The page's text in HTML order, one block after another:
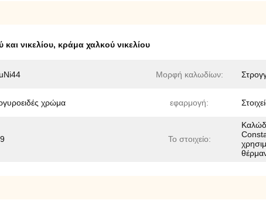
νικελίου, κράμα χαλκού νικελίου
Μορφή καλωδίων:
χρώμα εφαρμογή:
Το στοιχείο: